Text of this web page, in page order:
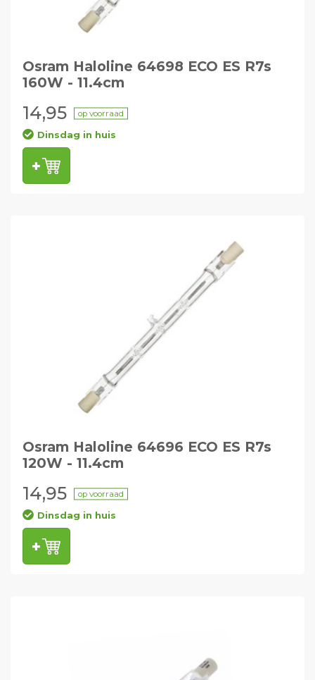
Osram Haloline 64698 ECO ES R7s
160W - 11.4cm
14,95 op voorraad
Dinsdag in huis
Osram Haloline 64696 ECO ES R7s
120W - 11.4cm
14,95 op voorraad
Dinsdag in huis